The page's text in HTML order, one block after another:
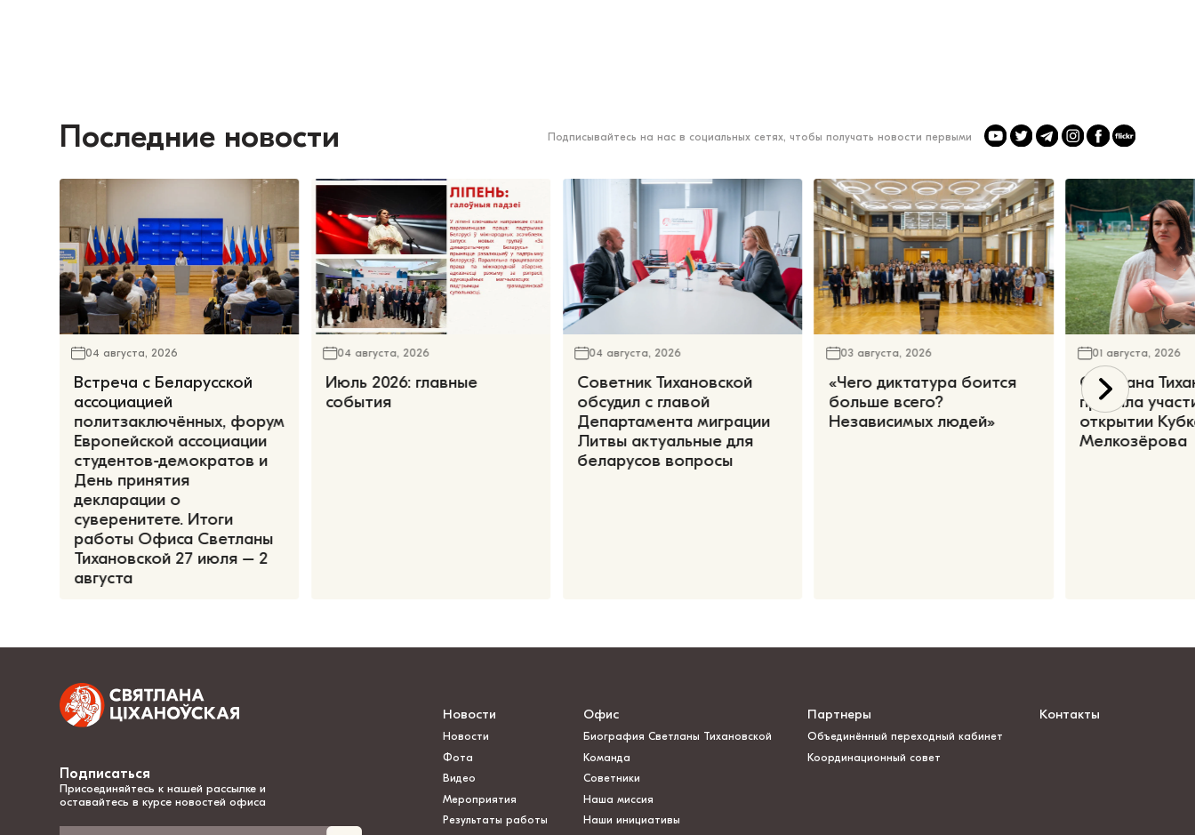
Последние новости Подписывайтесь на нас в социальных сетях, чтобы получать новости первыми
04 августа, 2026
Встреча с Беларусской
ассоциацией
политзаключённых, форум
Европейской ассоциации
студентов-демократов и
День принятия
декларации о
суверенитете. Итоги
работы Офиса Светланы
Тихановской 27 июля – 2
августа
04 августа, 2026
Июль 2026: главные
события
04 августа, 2026
Советник Тихановской
обсудил с главой
Департамента миграции
Литвы актуальные для
беларусов вопросы
03 августа, 2026
«Чего диктатура боится
больше всего?
Независимых людей»
01 августа, 2026
Светлана
приняла
открытии
Мелкозёрова
Подписаться
Присоединяйтесь к нашей рассылке и
оставайтесь в курсе новостей офиса
Новости
Новости
Фота
Видео
Мероприятия
Результаты работы
Офис
Биография Светланы Тихановской
Команда
Советники
Наша миссия
Наши инициативы
Партнеры
Объединённый переходный кабинет
Координационный совет
Контакты